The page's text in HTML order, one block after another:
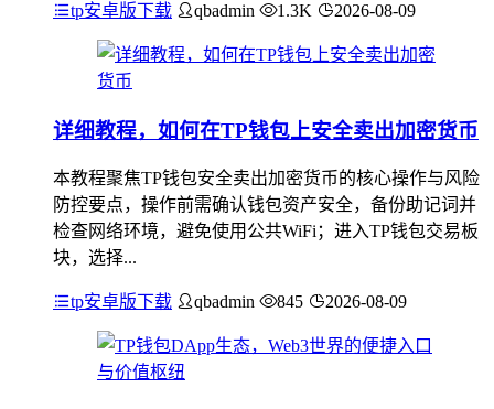
tp安卓版下载 qbadmin 1.3K 2026-08-09
详细教程，如何在TP钱包上安全卖出加密货币
本教程聚焦TP钱包安全卖出加密货币的核心操作与风险
防控要点，操作前需确认钱包资产安全，备份助记词并
检查网络环境，避免使用公共WiFi；进入TP钱包交易板
块，选择...
tp安卓版下载 qbadmin 845 2026-08-09